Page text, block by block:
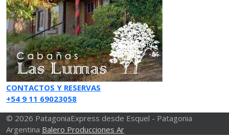
CONTACTOS Y RESERVAS
+54 9 11 69023058
© 2026 PatagoniaExpress desde Esquel - Patagonia
Argentina Balero Producciones Ar